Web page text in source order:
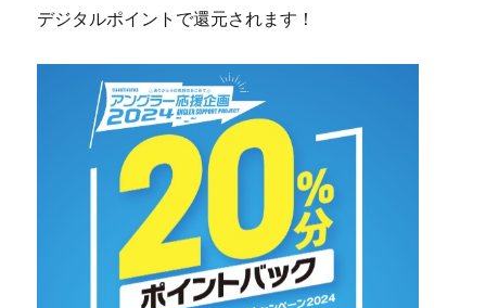
デジタルポイントで還元されます！